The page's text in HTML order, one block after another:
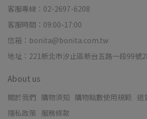
客服專線：02-2697-6208
客服時間：09:00-17:00
信箱：bonita@bonita.com.tw
地址：221新北市汐止區新台五路一段99號
About us
關於我們 購物須知 購物點數使用規範 退
隱私政策 服務條款